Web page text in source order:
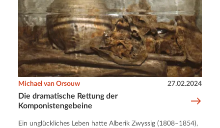
Die dramatische Rettung der
Komponistengebeine
Michael van Orsouw 27.02.2024
Ein unglückliches Leben hatte Alberik Zwyssig (1808–1854),